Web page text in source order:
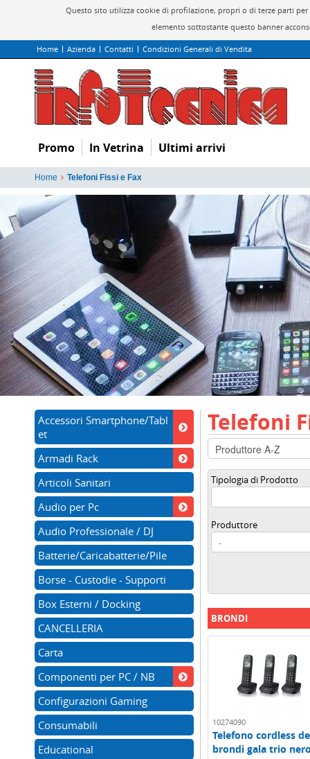
Questo sito utilizza cookie di profilazione, propri o di terze parti
elemento sottostante questo banner
Home Azienda Contatti Condizioni Generali di Vendita
Promo In Vetrina Ultimi arrivi
Home Telefoni Fissi e Fax
Telefoni
Tipologia di Prodotto
Produttore
BRONDI
10274090
Telefono cordless
brondi gala trio
Accessori Smartphone/Tabl
et
Armadi Rack
Articoli Sanitari
Audio per Pc
Audio Professionale / DJ
Batterie/Caricabatterie/Pile
Borse - Custodie - Supporti
Box Esterni / Docking
CANCELLERIA
Carta
Componenti per PC / NB
Configurazioni Gaming
Consumabili
Educational